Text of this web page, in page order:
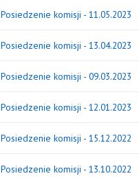
Posiedzenie komisji - 11.05.2023
Posiedzenie komisji - 13.04.2023
Posiedzenie komisji - 09.03.2023
Posiedzenie komisji - 12.01.2023
Posiedzenie komisji - 15.12.2022
Posiedzenie komisji - 13.10.2022